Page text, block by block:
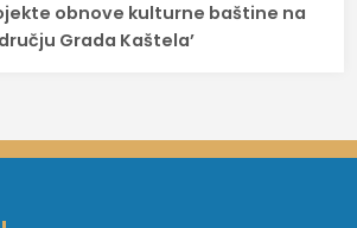
obnove kulturne baštine na
Grada Kaštela’